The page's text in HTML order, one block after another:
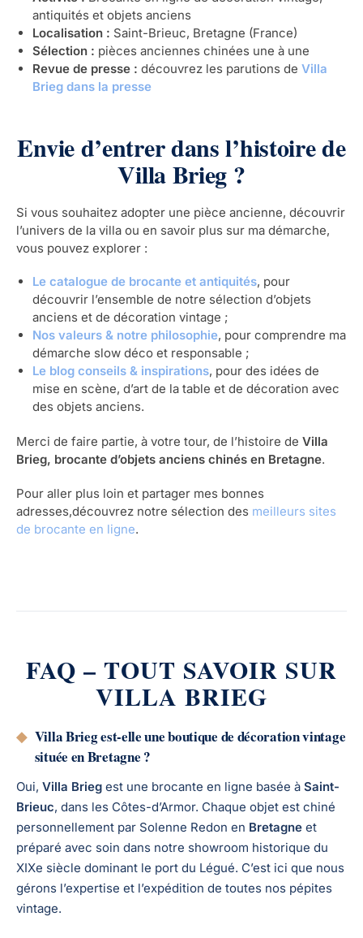
antiquités et objets anciens
Localisation : Saint-Brieuc, Bretagne (France)
Sélection : pièces anciennes chinées une à une
Revue de presse : découvrez les parutions de Villa
Brieg dans la presse
Envie d’entrer dans l’histoire de
Villa Brieg ?
Si vous souhaitez adopter une pièce ancienne, découvrir
l’univers de la villa ou en savoir plus sur ma démarche,
vous pouvez explorer :
Le catalogue de brocante et antiquités, pour
découvrir l’ensemble de notre sélection d’objets
anciens et de décoration vintage ;
Nos valeurs & notre philosophie, pour comprendre ma
démarche slow déco et responsable ;
Le blog conseils & inspirations, pour des idées de
mise en scène, d’art de la table et de décoration avec
des objets anciens.
Merci de faire partie, à votre tour, de l’histoire de Villa
Brieg, brocante d’objets anciens chinés en Bretagne.
Pour aller plus loin et partager mes bonnes
adresses,découvrez notre sélection des meilleurs sites
de brocante en ligne.
FAQ – TOUT SAVOIR SUR
VILLA BRIEG
◆ Villa Brieg est-elle une boutique de décoration vintage
située en Bretagne ?
Oui, Villa Brieg est une brocante en ligne basée à Saint-
Brieuc, dans les Côtes-d’Armor. Chaque objet est chiné
personnellement par Solenne Redon en Bretagne et
préparé avec soin dans notre showroom historique du
XIXe siècle dominant le port du Légué. C’est ici que nous
gérons l’expertise et l’expédition de toutes nos pépites
vintage.